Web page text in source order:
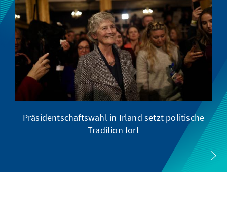
Präsidentschaftswahl in Irland setzt politische
Tradition fort